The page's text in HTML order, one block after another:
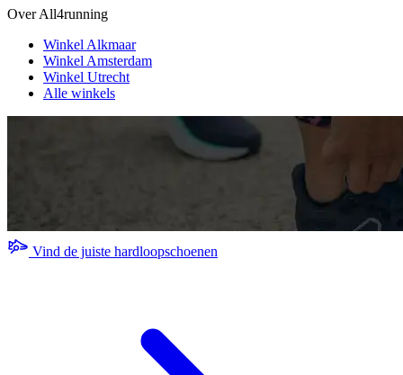
Over All4running
Winkel Alkmaar
Winkel Amsterdam
Winkel Utrecht
Alle winkels
Vind de juiste hardloopschoenen